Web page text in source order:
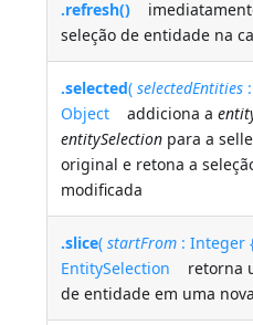
.refresh()
seleção de entidade na
.selected(selectedEntities
Object addiciona a
entitySelection para a
original e retona a
modificada
.slice(startFrom : Integer
EntitySelection retorna
de entidade em uma